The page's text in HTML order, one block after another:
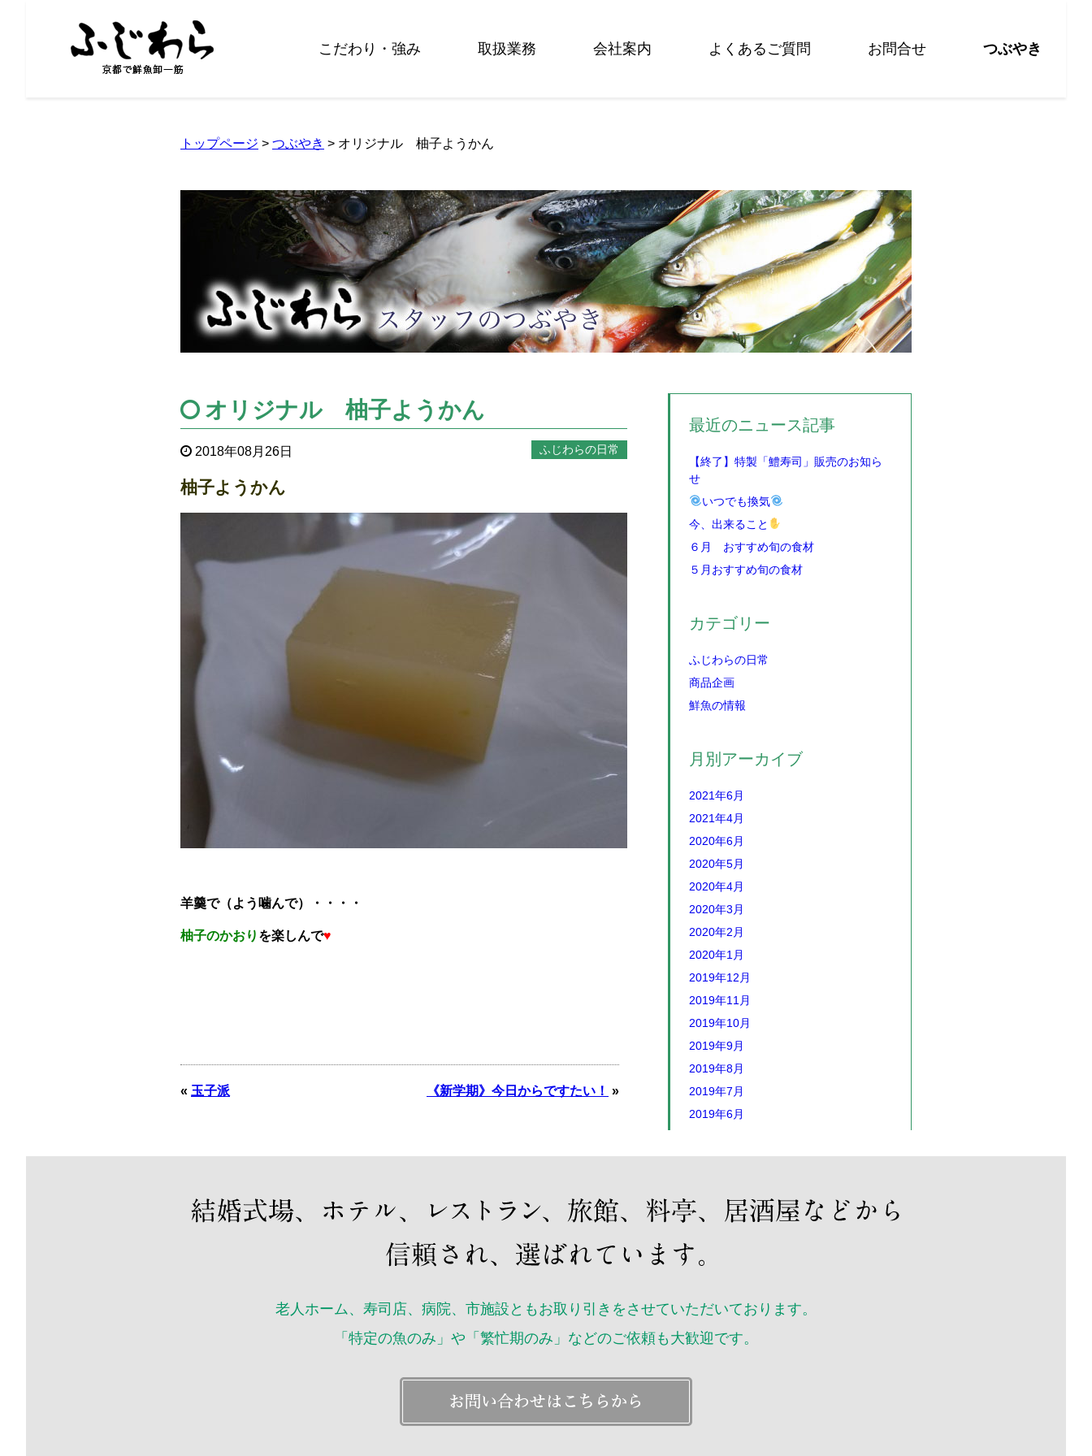
こだわり・強み 取扱業務 会社案内 よくあるご質問 お問合せ つぶやき
トップページ > つぶやき > オリジナル 柚子ようかん
オリジナル 柚子ようかん
2018年08月26日 ふじわらの日常
柚子ようかん
羊羹で（よう噛んで）・・・・
柚子のかおり を楽しんで♥
« 玉子派 《新学期》今日からですたい！ »
最近のニュース記事
【終了】特製「鱧寿司」販売のお知ら
せ
いつでも換気
今、出来ること
６月 おすすめ旬の食材
５月おすすめ旬の食材
カテゴリー
ふじわらの日常
商品企画
鮮魚の情報
月別アーカイブ
2021年6月
2021年4月
2020年6月
2020年5月
2020年4月
2020年3月
2020年2月
2020年1月
2019年12月
2019年11月
2019年10月
2019年9月
2019年8月
2019年7月
2019年6月
2019年4月
2019年2月
2018年12月
2018年9月
2018年8月
老人ホーム、寿司店、病院、市施設ともお取り引きをさせていただいております。
「特定の魚のみ」や「繁忙期のみ」などのご依頼も大歓迎です。